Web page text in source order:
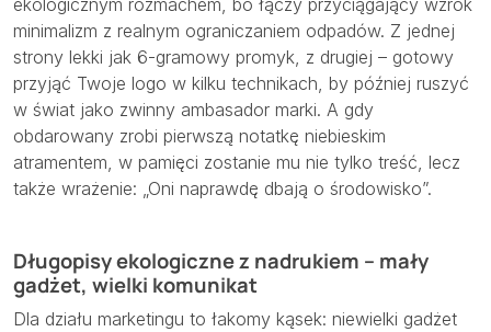
ekologicznym rozmachem, bo łączy przyciągający wzrok
minimalizm z realnym ograniczaniem odpadów. Z jednej
strony lekki jak 6-gramowy promyk, z drugiej – gotowy
przyjąć Twoje logo w kilku technikach, by później ruszyć
w świat jako zwinny ambasador marki. A gdy
obdarowany zrobi pierwszą notatkę niebieskim
atramentem, w pamięci zostanie mu nie tylko treść, lecz
także wrażenie: „Oni naprawdę dbają o środowisko”.
Długopisy ekologiczne z nadrukiem – mały
gadżet, wielki komunikat
Dla działu marketingu to łakomy kąsek: niewielki gadżet